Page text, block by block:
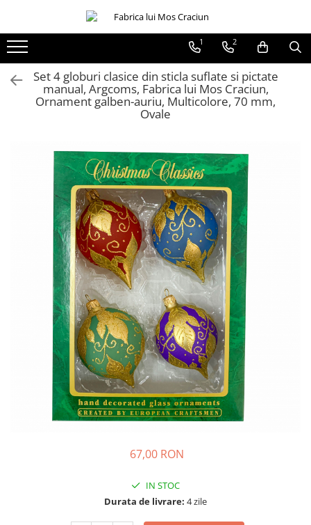
Ø120
Sferice
Ovale
Martha Stewart
1 2
Set 4 globuri clasice din sticla suflate si pictate
manual, Argcoms, Fabrica lui Mos Craciun,
Ornament galben-auriu, Multicolore, 70 mm,
Ovale
67,00 RON
IN STOC
Durata de livrare: 4 zile